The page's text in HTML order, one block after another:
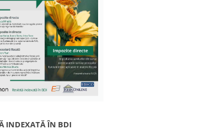
INDEXATĂ ÎN BDI